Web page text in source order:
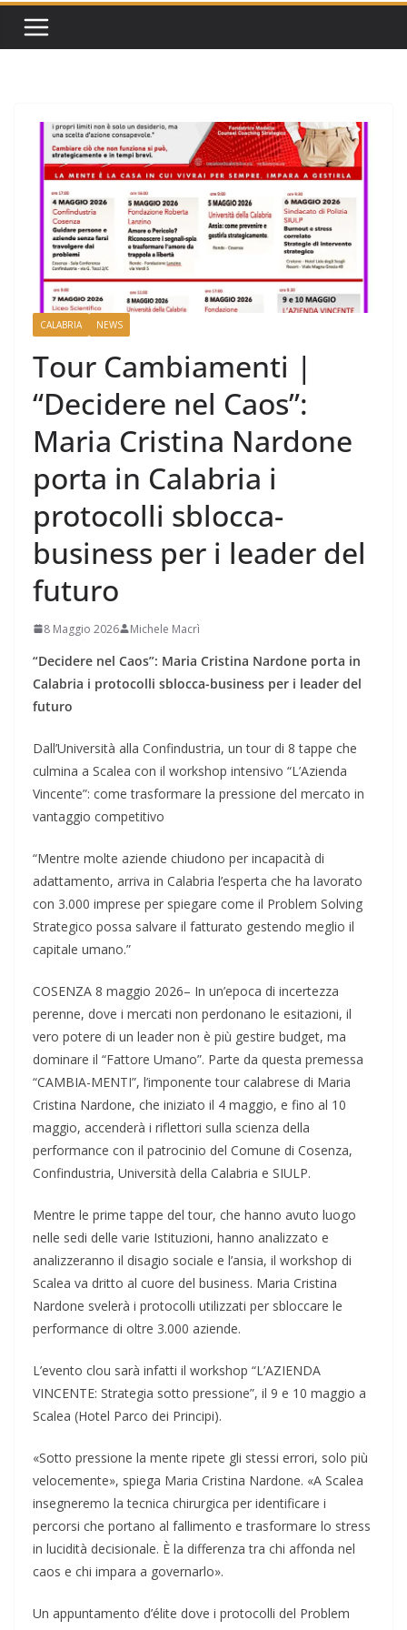
CALABRIA NEWS
Tour Cambiamenti |
“Decidere nel Caos”:
Maria Cristina Nardone
porta in Calabria i
protocolli sblocca-
business per i leader del
futuro
8 Maggio 2026 Michele Macrì
“Decidere nel Caos”: Maria Cristina Nardone porta in
Calabria i protocolli sblocca-business per i leader del
futuro
Dall’Università alla Confindustria, un tour di 8 tappe che
culmina a Scalea con il workshop intensivo “L’Azienda
Vincente”: come trasformare la pressione del mercato in
vantaggio competitivo
“Mentre molte aziende chiudono per incapacità di
adattamento, arriva in Calabria l’esperta che ha lavorato
con 3.000 imprese per spiegare come il Problem Solving
Strategico possa salvare il fatturato gestendo meglio il
capitale umano.”
COSENZA 8 maggio 2026– In un’epoca di incertezza
perenne, dove i mercati non perdonano le esitazioni, il
vero potere di un leader non è più gestire budget, ma
dominare il “Fattore Umano”. Parte da questa premessa
“CAMBIA-MENTI”, l’imponente tour calabrese di Maria
Cristina Nardone, che iniziato il 4 maggio, e fino al 10
maggio, accenderà i riflettori sulla scienza della
performance con il patrocinio del Comune di Cosenza,
Confindustria, Università della Calabria e SIULP.
Mentre le prime tappe del tour, che hanno avuto luogo
nelle sedi delle varie Istituzioni, hanno analizzato e
analizzeranno il disagio sociale e l’ansia, il workshop di
Scalea va dritto al cuore del business. Maria Cristina
Nardone svelerà i protocolli utilizzati per sbloccare le
performance di oltre 3.000 aziende.
L’evento clou sarà infatti il workshop “L’AZIENDA
VINCENTE: Strategia sotto pressione”, il 9 e 10 maggio a
Scalea (Hotel Parco dei Principi).
«Sotto pressione la mente ripete gli stessi errori, solo più
velocemente», spiega Maria Cristina Nardone. «A Scalea
insegneremo la tecnica chirurgica per identificare i
percorsi che portano al fallimento e trasformare lo stress
in lucidità decisionale. È la differenza tra chi affonda nel
caos e chi impara a governarlo».
Un appuntamento d’élite dove i protocolli del Problem